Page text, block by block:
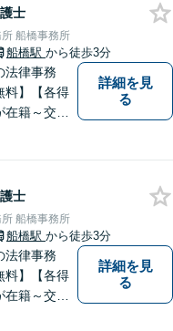
士
船橋事務所
船橋駅 から徒歩3分
法律事務
料】【各得
籍～交通
詳細を見
る
士
船橋事務所
船橋駅 から徒歩3分
法律事務
料】【各得
籍～交通
詳細を見
る